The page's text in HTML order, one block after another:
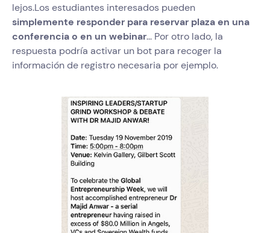
lejos.Los estudiantes interesados pueden
simplemente responder para reservar plaza en una
conferencia o en un webinar... Por otro lado, la
respuesta podría activar un bot para recoger la
información de registro necesaria por ejemplo.